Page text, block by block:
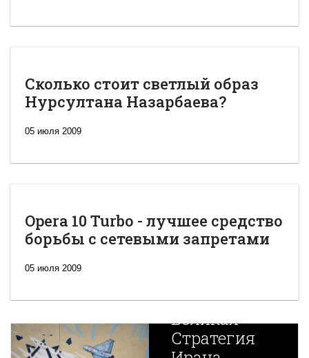
Сколько стоит светлый образ
Нурсултана Назарбаева?
05 июля 2009
Opera 10 Turbo - лучшее средство
борьбы с сетевыми запретами
05 июля 2009
Новая
Великая
Стратегия